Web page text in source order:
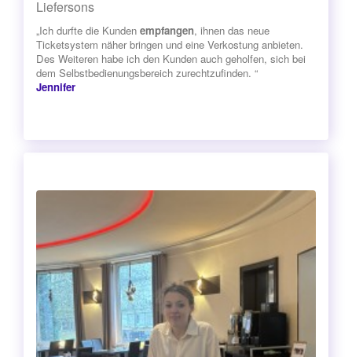
Liefersons
„Ich durfte die Kunden empfangen, ihnen das neue
Ticketsystem näher bringen und eine Verkostung anbieten.
Des Weiteren habe ich den Kunden auch geholfen, sich bei
dem Selbstbedienungsbereich zurechtzufinden. “
Jennifer